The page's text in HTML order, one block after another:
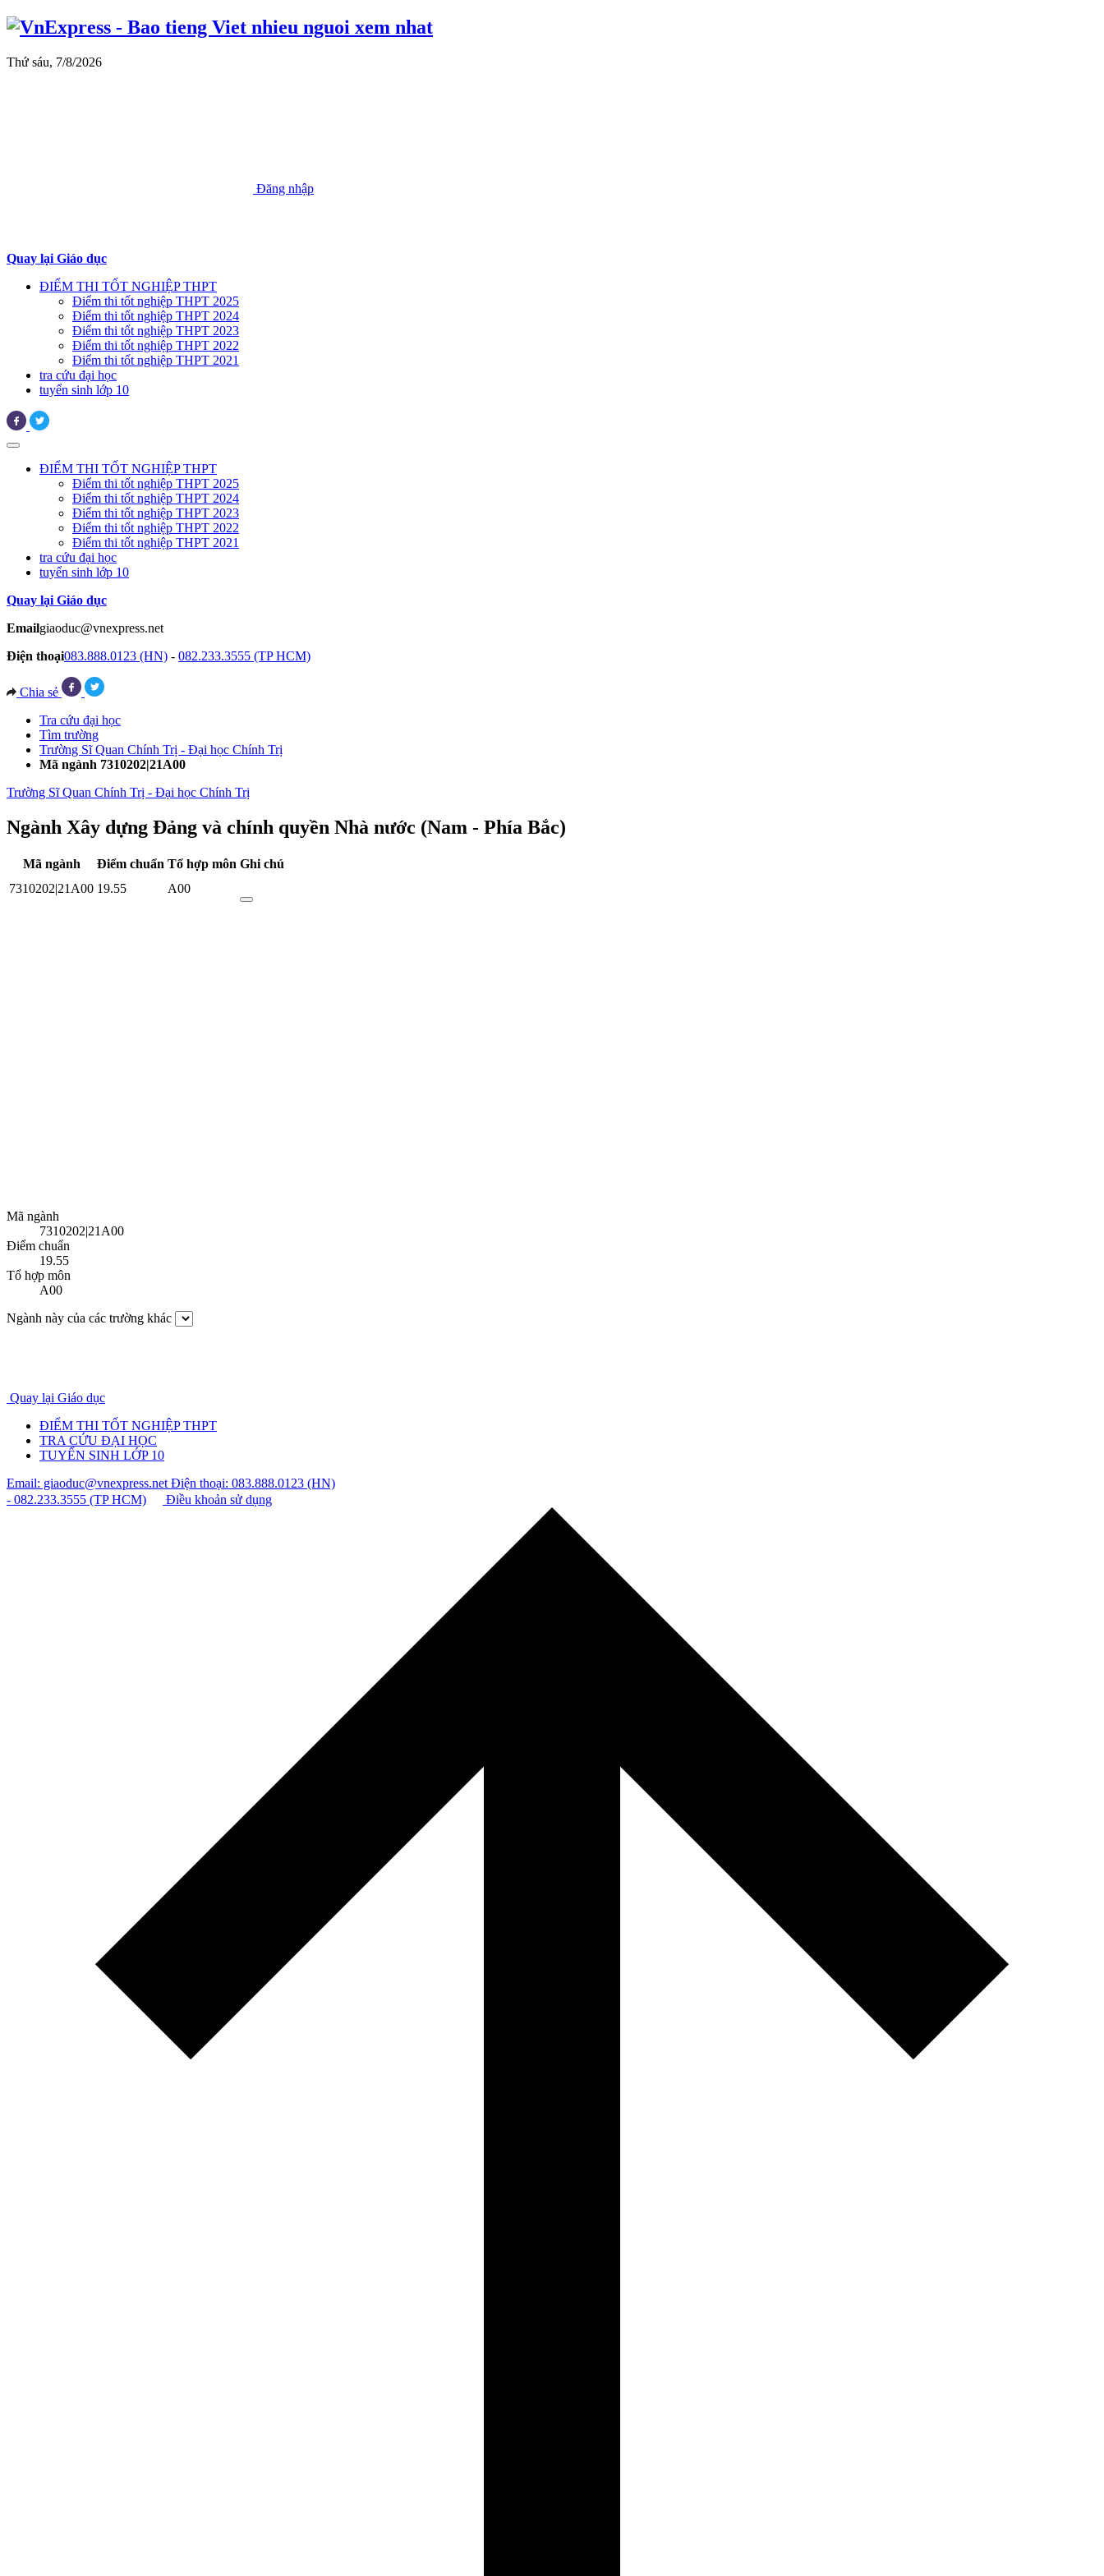
Thứ sáu, 7/8/2026
Đăng nhập
Quay lại Giáo dục
ĐIỂM THI TỐT NGHIỆP THPT
Điểm thi tốt nghiệp THPT 2025
Điểm thi tốt nghiệp THPT 2024
Điểm thi tốt nghiệp THPT 2023
Điểm thi tốt nghiệp THPT 2022
Điểm thi tốt nghiệp THPT 2021
tra cứu đại học
tuyển sinh lớp 10
ĐIỂM THI TỐT NGHIỆP THPT
Điểm thi tốt nghiệp THPT 2025
Điểm thi tốt nghiệp THPT 2024
Điểm thi tốt nghiệp THPT 2023
Điểm thi tốt nghiệp THPT 2022
Điểm thi tốt nghiệp THPT 2021
tra cứu đại học
tuyển sinh lớp 10
Quay lại Giáo dục
Emailgiaoduc@vnexpress.net
Điện thoại083.888.0123 (HN) - 082.233.3555 (TP HCM)
Chia sẻ
Tra cứu đại học
Tìm trường
Trường Sĩ Quan Chính Trị - Đại học Chính Trị
Mã ngành 7310202|21A00
Trường Sĩ Quan Chính Trị - Đại học Chính Trị
Ngành Xây dựng Đảng và chính quyền Nhà nước (Nam - Phía Bắc)
Mã ngành Điểm chuẩn Tổ hợp môn Ghi chú
7310202|21A00 19.55 A00
Mã ngành
7310202|21A00
Điểm chuẩn
19.55
Tổ hợp môn
A00
Ngành này của các trường khác
Quay lại Giáo dục
ĐIỂM THI TỐT NGHIỆP THPT
TRA CỨU ĐẠI HỌC
TUYỂN SINH LỚP 10
Email: giaoduc@vnexpress.netĐiện thoại: 083.888.0123 (HN)
- 082.233.3555 (TP HCM)
Điều khoản sử dụng